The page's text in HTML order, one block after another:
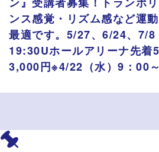
ンス感覚・リズム感など運
最適です。5/27、6/24、7/8
19:30Uホールアリーナ先着
3,000円※4/22（水）9：00